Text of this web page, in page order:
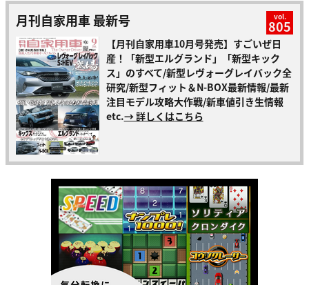
月刊自家用車 最新号 vol.
805
【月刊自家用車10月号発売】すごいぜ日
産！「新型エルグランド」「新型キック
ス」のすべて/新型レヴォーグレイバック全
研究/新型フィット＆N-BOX最新情報/最新
注目モデル攻略大作戦/新車値引き生情報
etc.→ 詳しくはこちら